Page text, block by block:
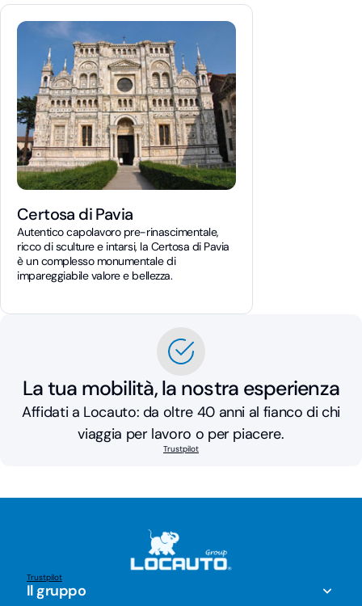
Certosa di Pavia
Autentico capolavoro pre-rinascimentale,
ricco di sculture e intarsi, la Certosa di Pavia
è un complesso monumentale di
impareggiabile valore e bellezza.
La tua mobilità, la nostra esperienza
Affidati a Locauto: da oltre 40 anni al fianco di chi
viaggia per lavoro o per piacere.
Trustpilot
Trustpilot
Il gruppo